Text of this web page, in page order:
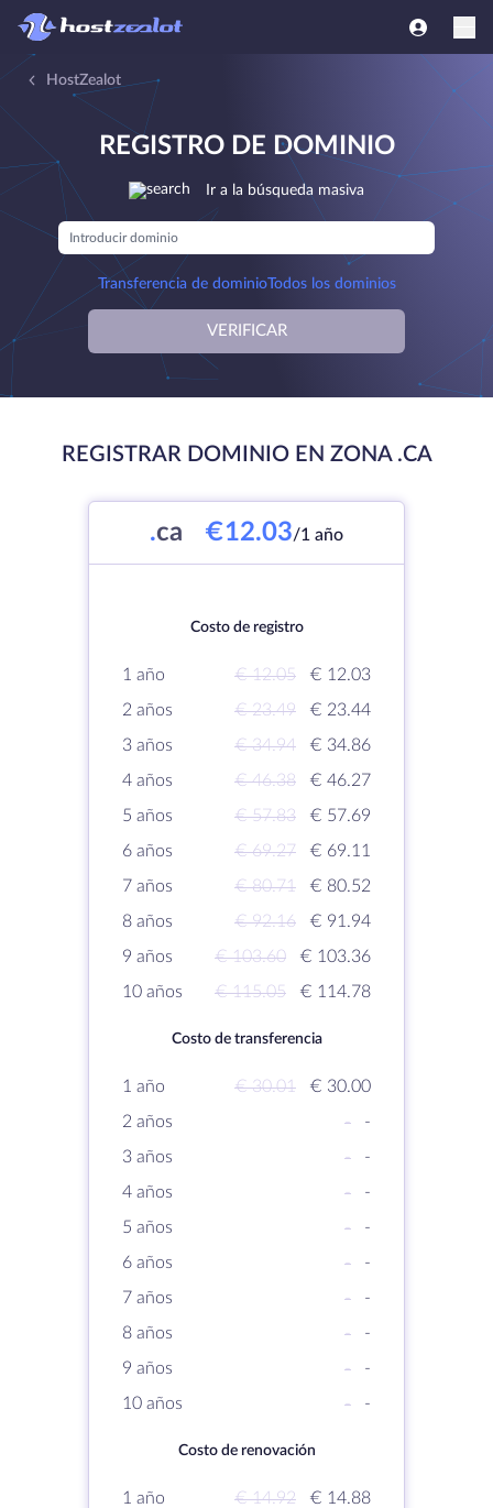
HostZealot
REGISTRO DE DOMINIO
Ir a la búsqueda masiva
Transferencia de dominioTodos los dominios
VERIFICAR
REGISTRAR DOMINIO EN ZONA .CA
.ca €12.03/1 año
Costo de registro
1 año € 12.05
€ 12.03
2 años
€ 23.49
€ 23.44
3 años
€ 34.94
€ 34.86
4 años
€ 46.38
€ 46.27
5 años
€ 57.83
€ 57.69
6 años
€ 69.27
€ 69.11
7 años
€ 80.71
€ 80.52
8 años
€ 92.16
€ 91.94
9 años
€ 103.60
€ 103.36
10 años
€ 115.05 € 114.78
Costo de transferencia
1 año € 30.01
€ 30.00
2 años
-
-
3 años
-
-
4 años
-
-
5 años
-
-
6 años
-
-
7 años
-
-
8 años
-
-
9 años
-
-
10 años
- -
Costo de renovación
1 año € 14.92
€ 14.88